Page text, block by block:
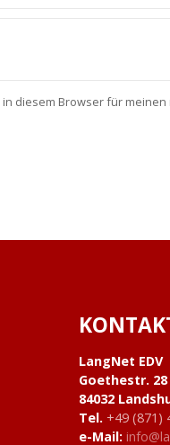
diesem Browser für
LangNet EDV
Goethestr. 28
84032
Tel. +49 (871)
e-Mail: